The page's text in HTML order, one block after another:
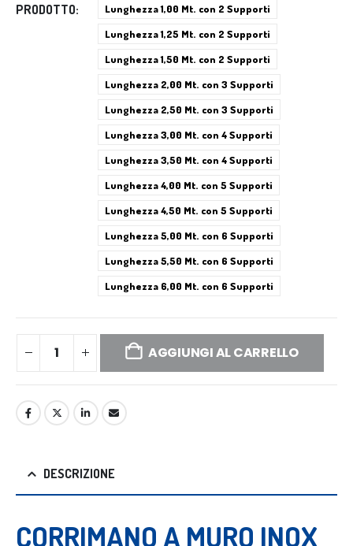
PRODOTTO
Lunghezza 1,00 Mt. con 2 Supporti
Lunghezza 1,25 Mt. con 2 Supporti
Lunghezza 1,50 Mt. con 2 Supporti
Lunghezza 2,00 Mt. con 3 Supporti
Lunghezza 2,50 Mt. con 3 Supporti
Lunghezza 3,00 Mt. con 4 Supporti
Lunghezza 3,50 Mt. con 4 Supporti
Lunghezza 4,00 Mt. con 5 Supporti
Lunghezza 4,50 Mt. con 5 Supporti
Lunghezza 5,00 Mt. con 6 Supporti
Lunghezza 5,50 Mt. con 6 Supporti
Lunghezza 6,00 Mt. con 6 Supporti
AGGIUNGI AL CARRELLO
DESCRIZIONE
CORRIMANO A MURO INOX